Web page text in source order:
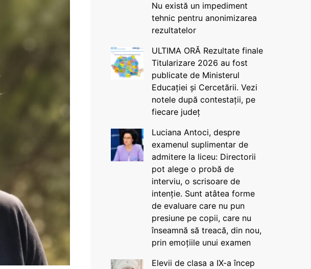
Nu există un impediment
tehnic pentru anonimizarea
rezultatelor
ULTIMA ORĂ Rezultate finale
Titularizare 2026 au fost
publicate de Ministerul
Educației și Cercetării. Vezi
notele după contestații, pe
fiecare județ
Luciana Antoci, despre
examenul suplimentar de
admitere la liceu: Directorii
pot alege o probă de
interviu, o scrisoare de
intenție. Sunt atâtea forme
de evaluare care nu pun
presiune pe copii, care nu
înseamnă să treacă, din nou,
prin emoțiile unui examen
Elevii de clasa a IX-a încep